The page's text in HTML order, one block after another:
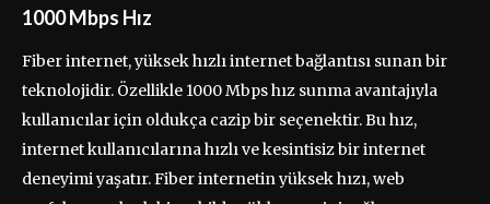
1000 Mbps Hız
Fiber internet, yüksek hızlı internet bağlantısı sunan bir
teknolojidir. Özellikle 1000 Mbps hız sunma avantajıyla
kullanıcılar için oldukça cazip bir seçenektir. Bu hız,
internet kullanıcılarına hızlı ve kesintisiz bir internet
deneyimi yaşatır. Fiber internetin yüksek hızı, web